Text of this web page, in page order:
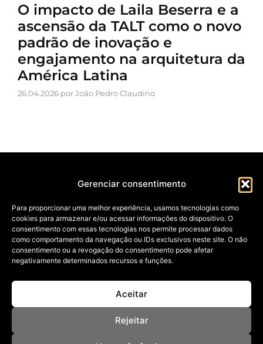
Gerenciar consentimento
Para proporcionar uma melhor experiência, usamos tecnologias como
cookies para armazenar e/ou acessar informações do dispositivo. O
consentimento com essas tecnologias nos permite processar dados
como comportamento da navegação ou IDs exclusivos neste site. O não
consentimento ou a revogação do consentimento pode afetar
negativamente determinados recursos e funções.
Aceitar
Rejeitar
O impacto de Laila Beserra e a
ascensão da TALT como o novo
padrão de inovação e
engajamento na arquitetura da
América Latina
26.04.2026 por João Pedro Claudino
NOSSAS REVISTAS
NEWSLETTER
SOBRE
ANUNCIE
POLÍTICA DE PRIVACIDADE
I
F